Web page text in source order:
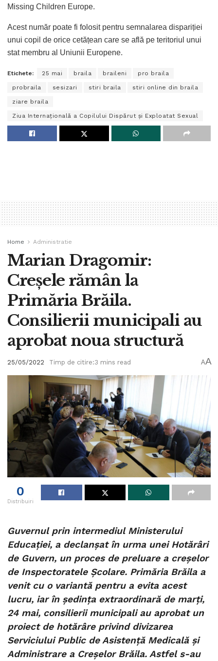
Missing Children Europe.
Acest număr poate fi folosit pentru semnalarea dispariției
unui copil de orice cetățean care se află pe teritoriul unui
stat membru al Uniunii Europene.
Etichete: 25 mai braila braileni pro braila
probraila sesizari stiri braila stiri online din braila
ziare braila
Ziua Internațională a Copilului Dispărut și Exploatat Sexual
Home Administratie
Marian Dragomir:
Creșele rămân la
Primăria Brăila.
Consilierii municipali au
aprobat noua structură
25/05/2022 Timp de citire:3 mins read AA
0
Distribuiri
Guvernul prin intermediul Ministerului
Educației, a declanșat în urma unei Hotărâri
de Guvern, un proces de preluare a creșelor
de Inspectoratele Școlare. Primăria Brăila a
venit cu o variantă pentru a evita acest
lucru, iar în ședința extraordinară de marți,
24 mai, consilierii municipali au aprobat un
proiect de hotărâre privind divizarea
Serviciului Public de Asistență Medicală și
Administrare a Creșelor Brăila. Astfel s-au